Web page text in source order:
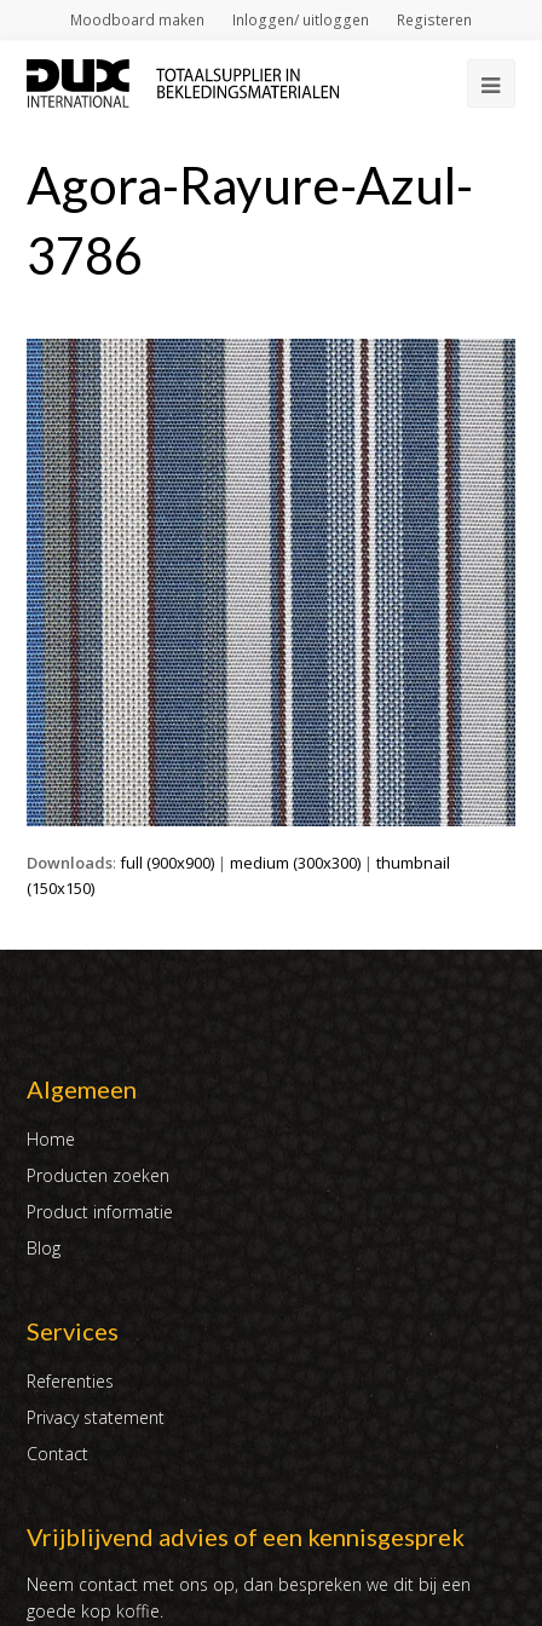
Moodboard maken Inloggen/ uitloggen Registeren
Agora-Rayure-Azul-
3786
Downloads:full (900x900) |medium (300x300) |thumbnail
(150x150)
Algemeen
Home
Producten zoeken
Product informatie
Blog
Services
Referenties
Privacy statement
Contact
Vrijblijvend advies of een kennisgesprek
Neem contact met ons op, dan bespreken we dit bij een
goede kop koffie.